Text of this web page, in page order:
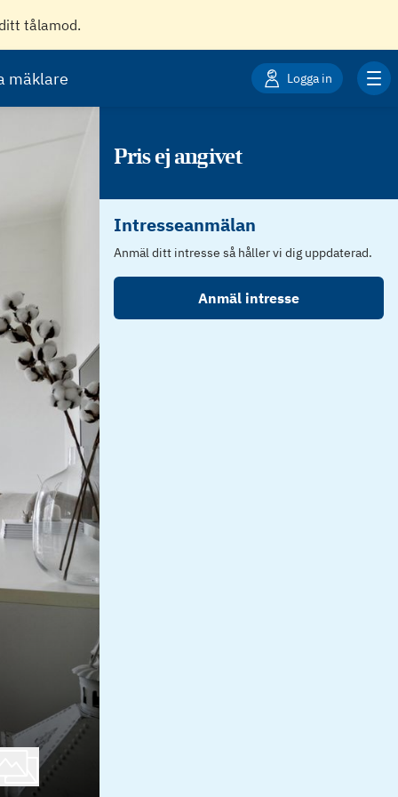
tålamod.
mäklare Logga in
Pris ej angivet
Intresseanmälan
Anmäl ditt intresse så håller vi dig uppdaterad.
Anmäl intresse